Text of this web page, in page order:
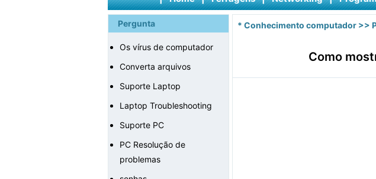
Pergunta
Os vírus de computador
Converta arquivos
Suporte Laptop
Laptop Troubleshooting
Suporte PC
PC Resolução de
problemas
* Conhecimento computador >>
Como